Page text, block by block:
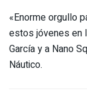
«Enorme orgullo
estos jóvenes en
García y a Nano
Náutico.